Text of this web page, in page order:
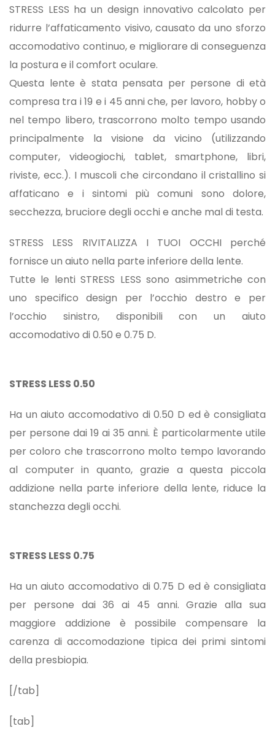
STRESS LESS ha un design innovativo calcolato per
ridurre l’affaticamento visivo, causato da uno sforzo
accomodativo continuo, e migliorare di conseguenza
la postura e il comfort oculare.
Questa lente è stata pensata per persone di età
compresa tra i 19 e i 45 anni che, per lavoro, hobby o
nel tempo libero, trascorrono molto tempo usando
principalmente la visione da vicino (utilizzando
computer, videogiochi, tablet, smartphone, libri,
riviste, ecc.). I muscoli che circondano il cristallino si
affaticano e i sintomi più comuni sono dolore,
secchezza, bruciore degli occhi e anche mal di testa.
STRESS LESS RIVITALIZZA I TUOI OCCHI perché
fornisce un aiuto nella parte inferiore della lente.
Tutte le lenti STRESS LESS sono asimmetriche con
uno specifico design per l’occhio destro e per
l’occhio sinistro, disponibili con un aiuto
accomodativo di 0.50 e 0.75 D.
STRESS LESS 0.50
Ha un aiuto accomodativo di 0.50 D ed è consigliata
per persone dai 19 ai 35 anni. È particolarmente utile
per coloro che trascorrono molto tempo lavorando
al computer in quanto, grazie a questa piccola
addizione nella parte inferiore della lente, riduce la
stanchezza degli occhi.
STRESS LESS 0.75
Ha un aiuto accomodativo di 0.75 D ed è consigliata
per persone dai 36 ai 45 anni. Grazie alla sua
maggiore addizione è possibile compensare la
carenza di accomodazione tipica dei primi sintomi
della presbiopia.
[/tab]
[tab]